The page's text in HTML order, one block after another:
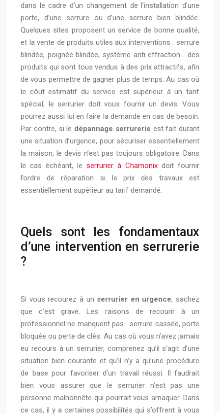
dans le cadre d’un changement de l’installation d’une
porte, d’une serrure ou d’une serrure bien blindée.
Quelques sites proposent un service de bonne qualité,
et la vente de produits utiles aux interventions : serrure
blindée, poignée blindée, système anti effraction… des
produits qui sont tous vendus à des prix attractifs, afin
de vous permettre de gagner plus de temps. Au cas où
le côut estimatif du service est supérieur à un tarif
spécial, le serrurier doit vous fournir un devis. Vous
pourrez aussi lui en faire la demande en cas de besoin.
Par contre, si le dépannage serrurerie est fait durant
une situation d’urgence, pour sécuriser essentiellement
la maison, le devis n’est pas toujours obligatoire. Dans
le cas échéant, le serrurier à Chamonix doit fournir
l’ordre de réparation si le prix des travaux est
essentiellement supérieur au tarif demandé.
Quels sont les fondamentaux
d’une intervention en serrurerie
?
Si vous recourez à un serrurier en urgence, sachez
que c’est grave. Les raisons de recourir à un
professionnel ne manquent pas : serrure cassée, porte
bloquée ou perte de clés. Au cas où vous n’avez jamais
eu recours à un serrurier, comprenez qu’il s’agit d’une
situation bien courante et qu’il n’y a qu’une procédure
de base pour favoriser d’un travail réussi. Il faudrait
bien vous assurer que le serrurier n’est pas une
personne malhonnête qui pourrait vous arnaquer. Dans
ce cas, il y a certaines possibilités qui s’offrent à vous